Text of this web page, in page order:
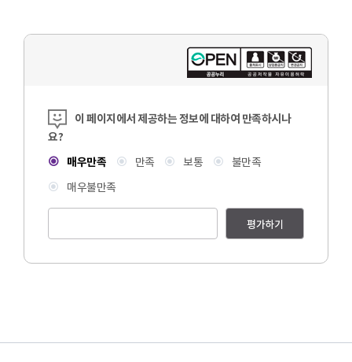
콘텐츠 만족도 조사
이 페이지에서 제공하는 정보에 대하여 만족하시나
요?
매우만족
만족 보통
불만족
매우불만족
평가하기